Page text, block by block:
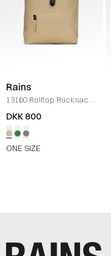
Rains
13160 Rolltop Rucksack
SAND
DKK 800
ONE SIZE